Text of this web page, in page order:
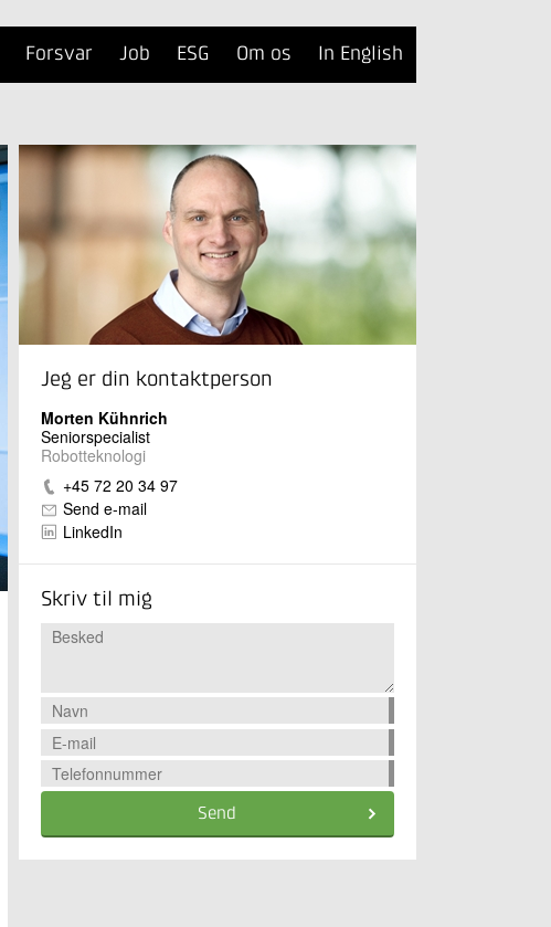
Forsvar Job ESG Om os In English
Jeg er din kontaktperson
Morten Kühnrich
Seniorspecialist
Robotteknologi
+45 72 20 34 97
Send e-mail
LinkedIn
Skriv til mig
Send